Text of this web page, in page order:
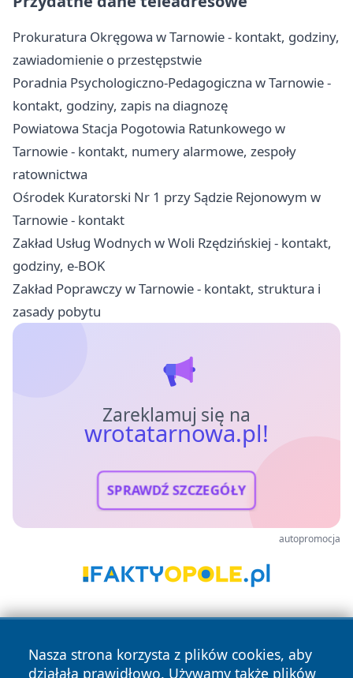
Prokuratura Okręgowa w Tarnowie - kontakt, godziny,
zawiadomienie o przestępstwie
Poradnia Psychologiczno-Pedagogiczna w Tarnowie -
kontakt, godziny, zapis na diagnozę
Powiatowa Stacja Pogotowia Ratunkowego w
Tarnowie - kontakt, numery alarmowe, zespoły
ratownictwa
Ośrodek Kuratorski Nr 1 przy Sądzie Rejonowym w
Tarnowie - kontakt
Zakład Usług Wodnych w Woli Rzędzińskiej - kontakt,
godziny, e-BOK
Zakład Poprawczy w Tarnowie - kontakt, struktura i
zasady pobytu
Zareklamuj się na
wrotatarnowa.pl!
SPRAWDŹ SZCZEGÓŁY
autopromocja
Nasza strona korzysta z plików cookies, aby
działała prawidłowo. Używamy także plików